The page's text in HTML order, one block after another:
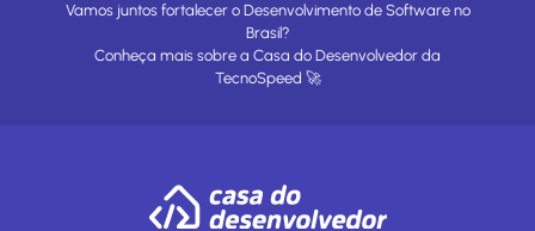
Vamos juntos fortalecer o Desenvolvimento de Software no
Brasil?
Conheça mais sobre a Casa do Desenvolvedor da
TecnoSpeed 🚀